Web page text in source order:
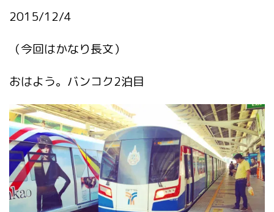
2015/12/4
（今回はかなり長文）
おはよう。バンコク2泊目